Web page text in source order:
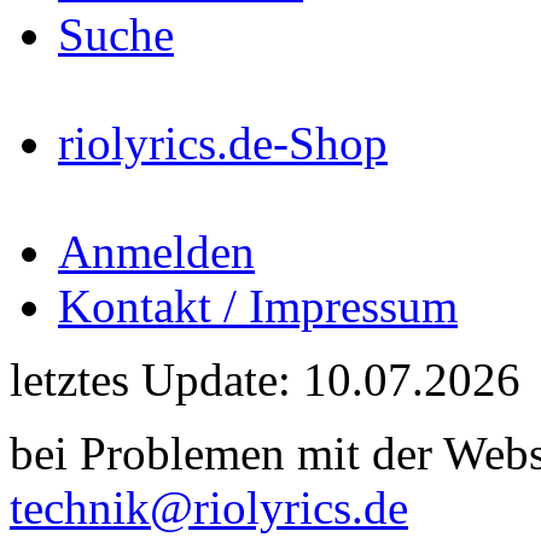
Suche
riolyrics.de-Shop
Anmelden
Kontakt / Impressum
letztes Update: 10.07.2026
bei Problemen mit der
technik@riolyrics.de